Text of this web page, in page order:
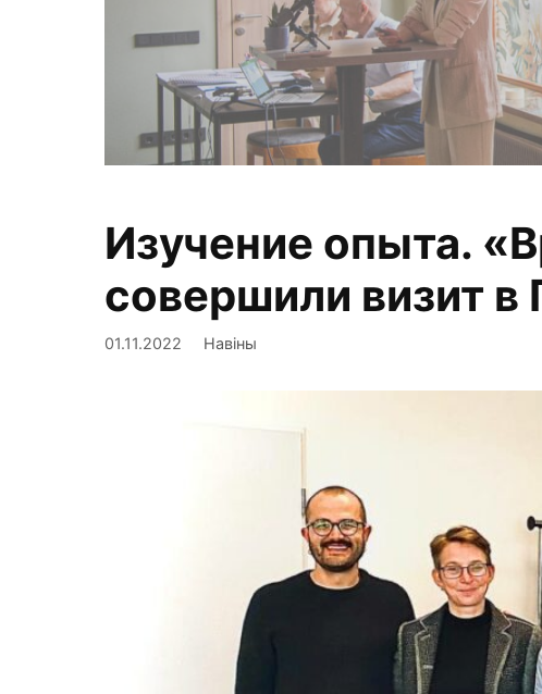
Право на
а норма
Изучение опыта.
совершили визит в
01.11.2022 Навіны